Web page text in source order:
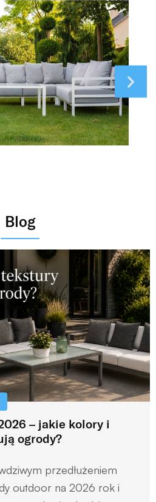
Blog
– jakie kolory i
ogrody?
przedłużeniem
outdoor na 2026 rok i